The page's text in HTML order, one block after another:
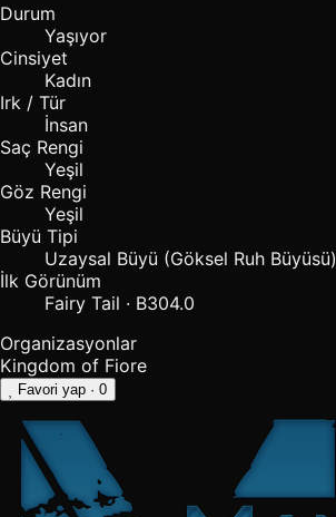
Durum
Yaşıyor
Cinsiyet
Kadın
Irk / Tür
İnsan
Saç Rengi
Yeşil
Göz Rengi
Yeşil
Büyü Tipi
Uzaysal Büyü (Göksel Ruh Büyüsü)
İlk Görünüm
Fairy Tail · B304.0
Organizasyonlar
Kingdom of Fiore
Favori yap · 0